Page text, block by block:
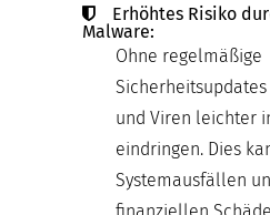
Erhöhtes Risiko
Malware:
Ohne regelmäßige
und Viren leichter
eindringen. Dies
Systemausfällen